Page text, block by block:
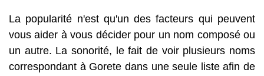
La popularité n'est qu'un des facteurs qui peuvent
vous aider à vous décider pour un nom composé ou
un autre. La sonorité, le fait de voir plusieurs noms
correspondant à Gorete dans une seule liste afin de